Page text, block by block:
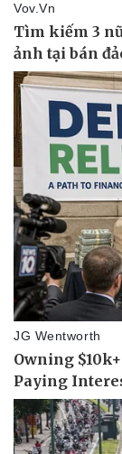
Pháp luật